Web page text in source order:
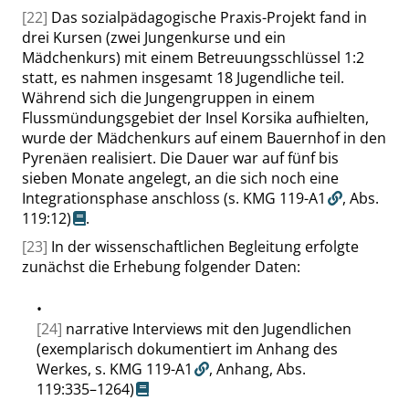
[22] Das sozialpädagogische Praxis-Projekt fand in
drei Kursen (zwei Jungenkurse und ein
Mädchenkurs) mit einem Betreuungsschlüssel 1:2
statt, es nahmen insgesamt 18 Jugendliche teil.
Während sich die Jungengruppen in einem
Flussmündungsgebiet der Insel Korsika aufhielten,
wurde der Mädchenkurs auf einem Bauernhof in den
Pyrenäen realisiert. Die Dauer war auf fünf bis
sieben Monate angelegt, an die sich noch eine
Integrationsphase anschloss (s. KMG 119-A1 , Abs.
119:12)
.
[23] In der wissenschaftlichen Begleitung erfolgte
zunächst die Erhebung folgender Daten:
•
[24] narrative Interviews mit den Jugendlichen
(exemplarisch dokumentiert im Anhang des
Werkes, s. KMG 119-A1 , Anhang, Abs.
119:335–1264)